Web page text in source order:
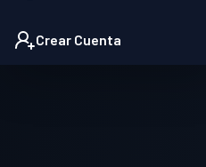
Crear Cuenta